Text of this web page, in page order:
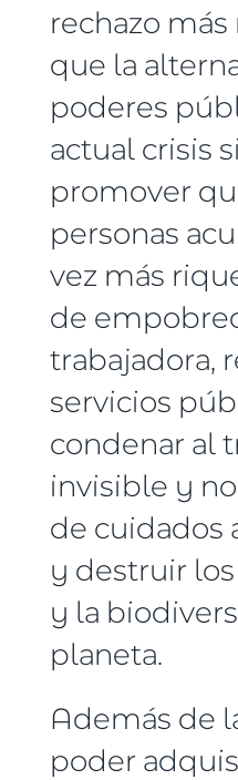
rechazo
que la
poderes
actual crisis
promover
personas
vez más
de
trabajadora,
servicios
condenar al
invisible y
de cuidados
y destruir
y la
planeta.
Además de
poder